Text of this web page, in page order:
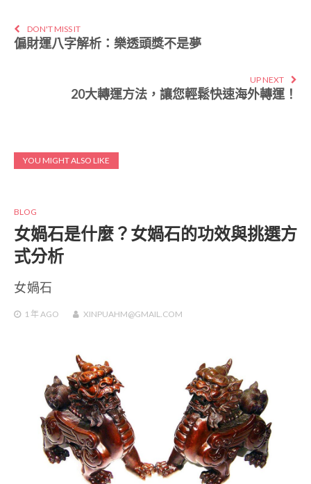
DON'T MISS IT
偏財運八字解析：樂透頭獎不是夢
UP NEXT
20大轉運方法，讓您輕鬆快速海外轉運！
YOU MIGHT ALSO LIKE
BLOG
女媧石是什麼？女媧石的功效與挑選方
式分析
女媧石
1 年 AGO XINPUAHM@GMAIL.COM